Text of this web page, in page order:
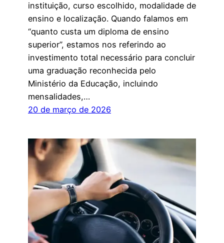
instituição, curso escolhido, modalidade de
ensino e localização. Quando falamos em
“quanto custa um diploma de ensino
superior”, estamos nos referindo ao
investimento total necessário para concluir
uma graduação reconhecida pelo
Ministério da Educação, incluindo
mensalidades,…
20 de março de 2026